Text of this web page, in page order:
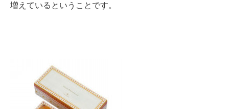
増えているということです。